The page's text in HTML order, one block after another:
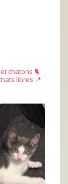
chatons 🐈
libres 📍